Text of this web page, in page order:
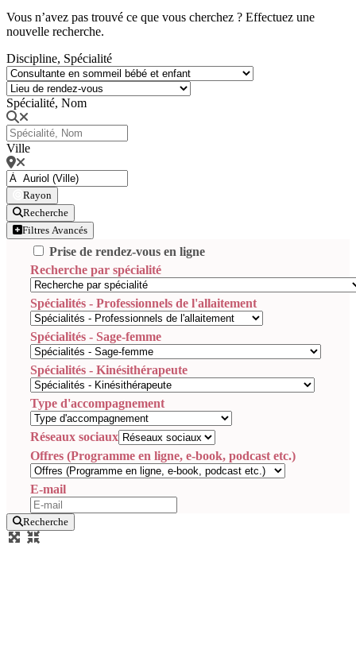
Vous n’avez pas trouvé ce que vous cherchez ? Effectuez une
nouvelle recherche.
Discipline, Spécialité
Spécialité, Nom
Ville
Rayon
Recherche
Filtres Avancés
Prise de rendez-vous en ligne
Recherche par spécialité
Spécialités - Professionnels de l'allaitement
Spécialités - Sage-femme
Spécialités - Kinésithérapeute
Type d'accompagnement
Réseaux sociaux
Offres (Programme en ligne, e-book, podcast etc.)
E-mail
Recherche